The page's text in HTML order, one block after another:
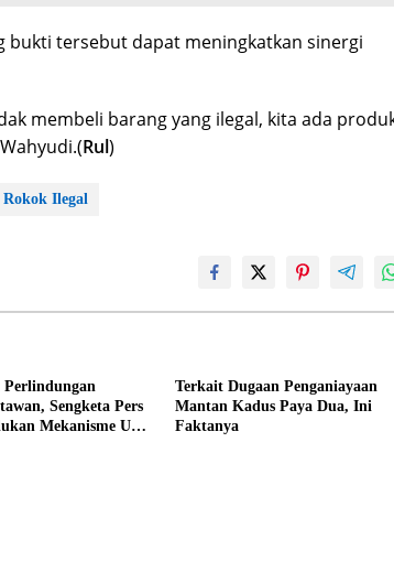
bukti tersebut dapat meningkatkan sinergi
membeli barang yang ilegal, kita ada
Rul)
Rokok Ilegal
Sengketa Pers
Mekanisme UU
Terkait Dugaan Penganiayaan
Mantan Kadus Paya Dua, Ini
Faktanya